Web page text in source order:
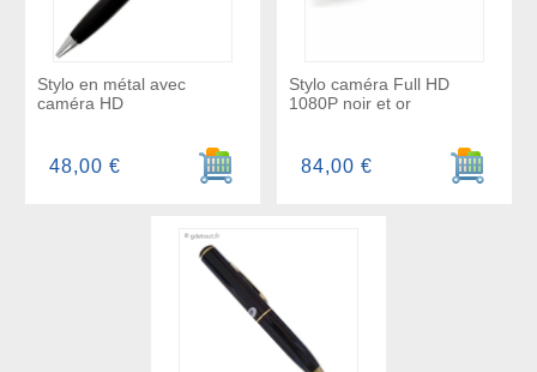
Stylo en métal avec
caméra HD
Ajouter au panier
48,00 €
Stylo caméra Full HD
1080P noir et or
Ajouter
84,00 €